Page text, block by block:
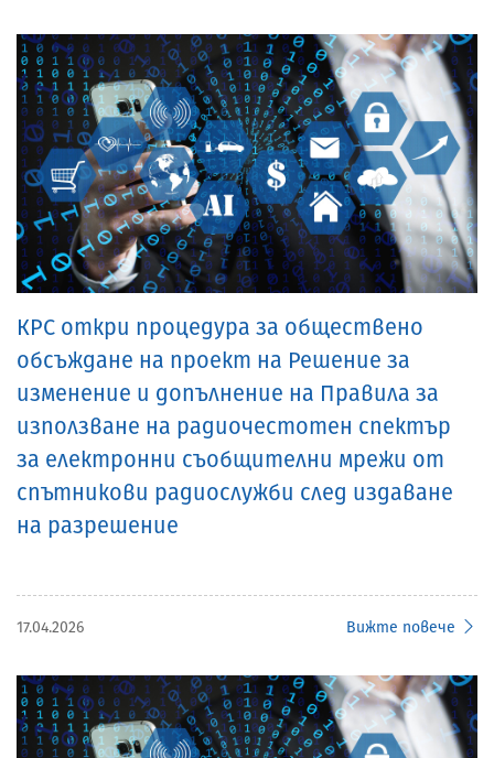
КРС откри процедура за обществено
обсъждане на проект на Решение за
изменение и допълнение на Правила за
използване на радиочестотен спектър
за електронни съобщителни мрежи от
спътникови радиослужби след издаване
на разрешение
17.04.2026 Вижте повече